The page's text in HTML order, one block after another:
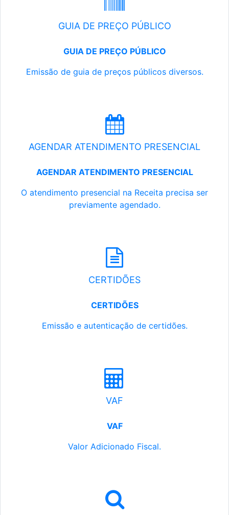
GUIA DE PREÇO PÚBLICO
GUIA DE PREÇO PÚBLICO
Emissão de guia de preços públicos diversos.
AGENDAR ATENDIMENTO PRESENCIAL
AGENDAR ATENDIMENTO PRESENCIAL
O atendimento presencial na Receita precisa ser
previamente agendado.
CERTIDÕES
CERTIDÕES
Emissão e autenticação de certidões.
VAF
VAF
Valor Adicionado Fiscal.